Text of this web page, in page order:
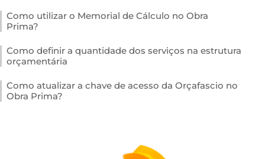
Como utilizar o Memorial de Cálculo no Obra
Prima?
Como definir a quantidade dos serviços na estrutura
orçamentária
Como atualizar a chave de acesso da Orçafascio no
Obra Prima?